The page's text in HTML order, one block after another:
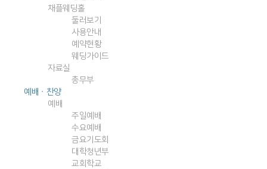
채플웨딩홀
둘러보기
사용안내
예약현황
웨딩가이드
자료실
총무부
예배ㆍ찬양
예배
주일예배
수요예배
금요기도회
대학청년부
교회학교